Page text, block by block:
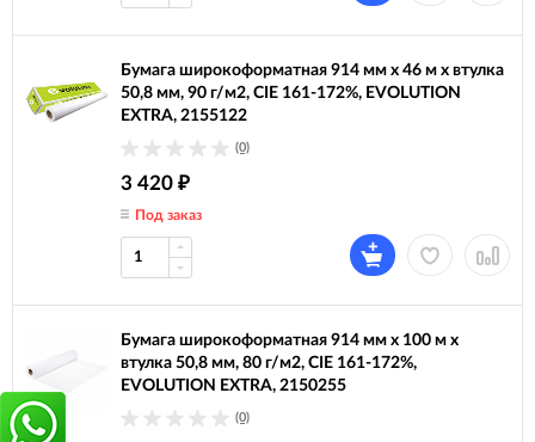
Бумага широкоформатная 914 мм х 46 м х втулка
50,8 мм, 90 г/м2, CIE 161-172%, EVOLUTION
EXTRA, 2155122
(0)
3 420 ₽
Под заказ
Бумага широкоформатная 914 мм х 100 м х
втулка 50,8 мм, 80 г/м2, CIE 161-172%,
EVOLUTION EXTRA, 2150255
(0)